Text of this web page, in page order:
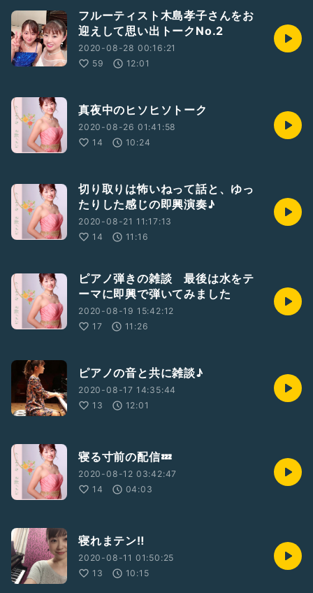
フルーティスト木島孝子さんをお
迎えして思い出トークNo.2
2020-08-28 00:16:21
59
12:01
真夜中のヒソヒソトーク
2020-08-26 01:41:58
14
10:24
切り取りは怖いねって話と、ゆっ
たりした感じの即興演奏♪
2020-08-21 11:17:13
14
11:16
ピアノ弾きの雑談 最後は水をテ
ーマに即興で弾いてみました
2020-08-19 15:42:12
17
11:26
ピアノの音と共に雑談♪
2020-08-17 14:35:44
13
12:01
寝る寸前の配信💤
2020-08-12 03:42:47
14
04:03
寝れまテン‼️
2020-08-11 01:50:25
13
10:15